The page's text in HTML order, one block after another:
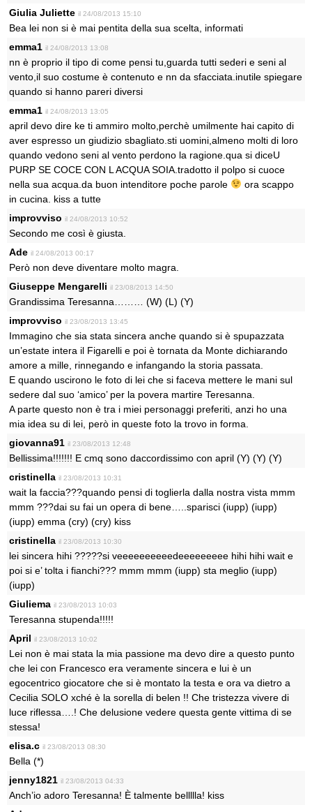
Giulia Juliette il 24/08/2013 15:10
Bea lei non si è mai pentita della sua scelta, informati
emma1 il 24/08/2013 13:08
nn è proprio il tipo di come pensi tu,guarda tutti sederi e seni al
vento,il suo costume è contenuto e nn da sfacciata.inutile spiegare
quando si hanno pareri diversi
emma1 il 24/08/2013 13:05
april devo dire ke ti ammiro molto,perchè umilmente hai capito di
aver espresso un giudizio sbagliato.sti uomini,almeno molti di loro
quando vedono seni al vento perdono la ragione.qua si diceU
PURP SE COCE CON L ACQUA SOIA.tradotto il polpo si cuoce
nella sua acqua.da buon intenditore poche parole
ora scappo
in cucina. kiss a tutte
improvviso il 24/08/2013 10:52
Secondo me così è giusta.
Ade il 24/08/2013 00:17
Però non deve diventare molto magra.
Giuseppe Mengarelli il 23/08/2013 14:50
Grandissima Teresanna……… (W) (L) (Y)
improvviso il 23/08/2013 13:45
Immagino che sia stata sincera anche quando si è spupazzata
un’estate intera il Figarelli e poi è tornata da Monte dichiarando
amore a mille, rinnegando e infangando la storia passata.
E quando uscirono le foto di lei che si faceva mettere le mani sul
sedere dal suo ‘amico’ per la povera martire Teresanna.
A parte questo non è tra i miei personaggi preferiti, anzi ho una
mia idea su di lei, però in queste foto la trovo in forma.
giovanna91 il 23/08/2013 12:48
Bellissima!!!!!!! E cmq sono daccordissimo con april (Y) (Y) (Y)
cristinella il 23/08/2013 10:31
wait la faccia???quando pensi di toglierla dalla nostra vista mmm
mmm ???dai su fai un opera di bene…..sparisci (iupp) (iupp)
(iupp) emma (cry) (cry) kiss
cristinella il 23/08/2013 10:30
lei sincera hihi ?????si veeeeeeeeeedeeeeeeeee hihi hihi wait e
poi si e’ tolta i fianchi??? mmm mmm (iupp) sta meglio (iupp)
(iupp)
Giuliema il 23/08/2013 10:03
Teresanna stupenda!!!!!
April il 23/08/2013 10:02
Lei non è mai stata la mia passione ma devo dire a questo punto
che lei con Francesco era veramente sincera e lui è un
egocentrico giocatore che si è montato la testa e ora va dietro a
Cecilia SOLO xché è la sorella di belen !! Che tristezza vivere di
luce riflessa….! Che delusione vedere questa gente vittima di se
stessa!
elisa.c il 23/08/2013 08:30
Bella (*)
jenny1821 il 23/08/2013 04:33
Anch’io adoro Teresanna! È talmente bellllla! kiss